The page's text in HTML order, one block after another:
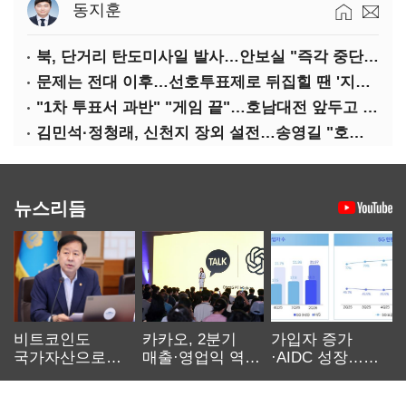
동지훈
북, 단거리 탄도미사일 발사…안보실 "즉각 중단 촉구"
문제는 전대 이후…선호투표제로 뒤집힐 땐 '지지층 불복'
"1차 투표서 과반" "게임 끝"…호남대전 앞두고 '충돌'
김민석·정청래, 신천지 장외 설전…송영길 "호남 계몽 규탄"
뉴스리듬
비트코인도
국가자산으로…'
카카오, 2분기
매출·영업익 역대
가입자 증가
·AIDC 성장…